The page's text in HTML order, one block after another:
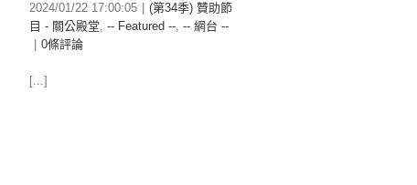
2024/01/22 17:00:05
(第34季) 贊助節
目 - 關公殿堂, -- Featured --, -- 網台 --
0條評論
[...]